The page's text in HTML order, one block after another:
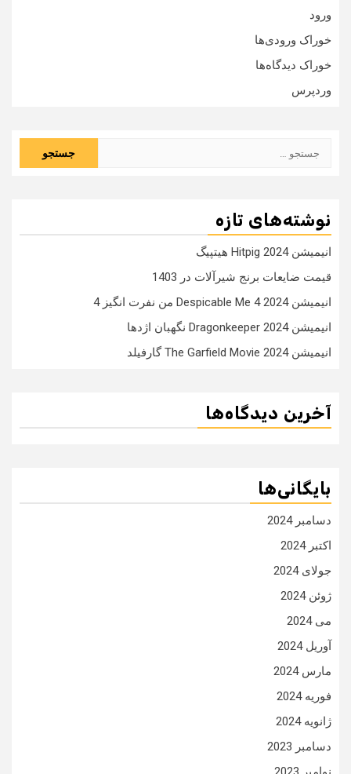
ورود
خوراک ورودی‌ها
خوراک دیدگاه‌ها
وردپرس
نوشته‌های تازه
انیمیشن Hitpig 2024 هیتپیگ
قیمت ضایعات برنج شیرآلات در 1403
انیمیشن Despicable Me 4 2024 من نفرت انگیز 4
انیمیشن Dragonkeeper 2024 نگهبان اژدها
انیمیشن The Garfield Movie 2024 گارفیلد
آخرین دیدگاه‌ها
بایگانی‌ها
دسامبر 2024
اکتبر 2024
جولای 2024
ژوئن 2024
می 2024
آوریل 2024
مارس 2024
فوریه 2024
ژانویه 2024
دسامبر 2023